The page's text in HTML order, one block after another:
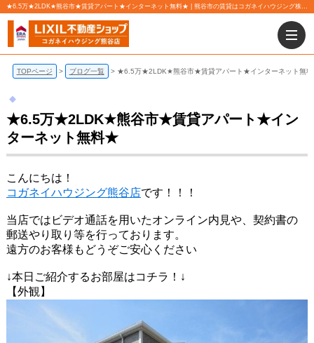
★6.5万★2LDK★熊谷市★賃貸アパート★インターネット無料★ | 熊谷市の賃貸はコガネイハウジング株式会社 熊谷店にお任せ下さい！
TOPページ ブログ一覧 ★6.5万★2LDK★熊谷市★賃貸アパート★インターネット無
★6.5万★2LDK★熊谷市★賃貸アパート★イン
ターネット無料★
こんにちは！
コガネイハウジング熊谷店です！！！
当店ではビデオ通話を用いたオンライン内見や、契約書の
郵送やり取り等を行っております。
遠方のお客様もどうぞご安心ください
↓本日ご紹介するお部屋はコチラ！↓
【外観】